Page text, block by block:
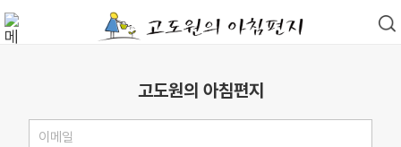
고도원의 아침편지